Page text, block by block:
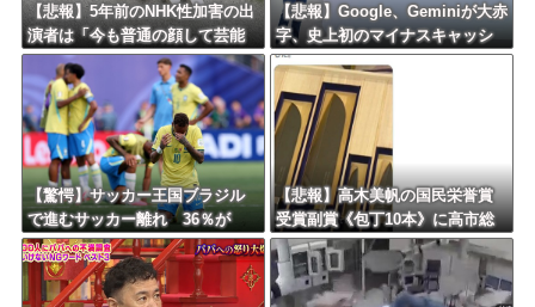
【悲報】5年前のNHK性加害の出
演者は「今も普通の顔して芸能
活動してる」ネット「受信料を
取るくらいなら詳細を伝えよ」
【悲報】Google、Geminiが大赤
字、史上初のマイナスキャッシ
ュフローに陥る・・・
【驚愕】サッカー王国ブラジル
で進むサッカー離れ 36％が
「関心なし」
【悲報】高木美帆の国民栄誉賞
受賞副賞《包丁10本》に高市総
理の名前も刻印ｗｗｗｗｗｗｗ
ｗｗ